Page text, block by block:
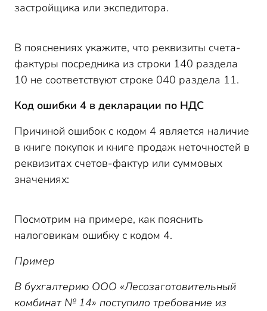
застройщика или экспедитора.
В пояснениях укажите, что реквизиты счета-
фактуры посредника из строки 140 раздела
10 не соответствуют строке 040 раздела 11.
Код ошибки 4 в декларации по НДС
Причиной ошибок с кодом 4 является наличие
в книге покупок и книге продаж неточностей в
реквизитах счетов-фактур или суммовых
значениях:
Посмотрим на примере, как пояснить
налоговикам ошибку с кодом 4.
Пример
В бухгалтерию ООО «Лесозаготовительный
комбинат № 14» поступило требование из